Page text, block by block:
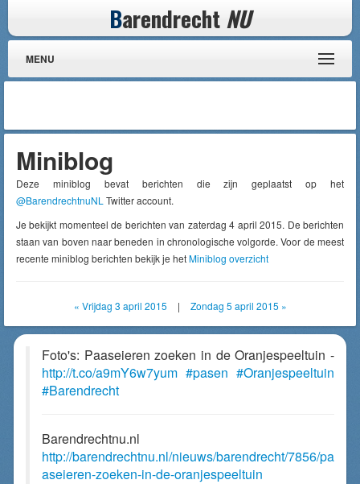
Barendrecht NU
MENU
Miniblog
Deze miniblog bevat berichten die zijn geplaatst op het
@BarendrechtnuNL Twitter account.
Je bekijkt momenteel de berichten van zaterdag 4 april 2015. De berichten
staan van boven naar beneden in chronologische volgorde. Voor de meest
recente miniblog berichten bekijk je hetMiniblog overzicht
« Vrijdag 3 april 2015 | Zondag 5 april 2015 »
Foto's: Paaseieren zoeken in de Oranjespeeltuin -
http://t.co/a9mY6w7yum #pasen #Oranjespeeltuin
#Barendrecht
Barendrechtnu.nl
http://barendrechtnu.nl/nieuws/barendrecht/7856/pa
aseieren-zoeken-in-de-oranjespeeltuin